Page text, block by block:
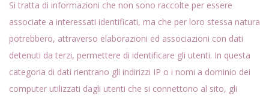
Si tratta di informazioni che non sono raccolte per essere
associate a interessati identificati, ma che per loro stessa natura
potrebbero, attraverso elaborazioni ed associazioni con dati
detenuti da terzi, permettere di identificare gli utenti. In questa
categoria di dati rientrano gli indirizzi IP o i nomi a dominio dei
computer utilizzati dagli utenti che si connettono al sito, gli